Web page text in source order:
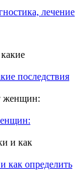
лечение
последствия
как определить